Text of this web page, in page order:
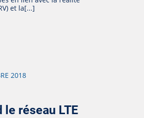
et la[...]
2018
le réseau LTE